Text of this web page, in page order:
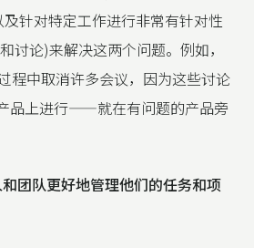
针对特定工作进行非常有针对性
讨论)来解决这两个问题。例如，
程中取消许多会议，因为这些讨论
品上进行——就在有问题的产品旁
团队更好地管理他们的任务和项